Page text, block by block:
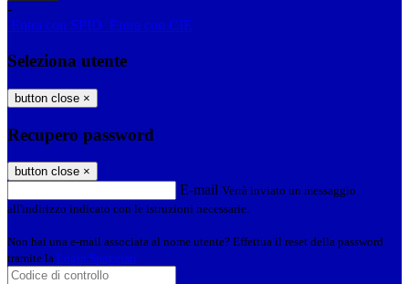
-
Entra con SPID Entra con CIE
Seleziona utente
button close ×
Recupero password
button close ×
E-mail Verrà inviato un messaggio
all'indirizzo indicato con le istruzioni necessarie.
Non hai una e-mail associata al nome utente? Effettua il reset della password
tramite la Login Spaggiari